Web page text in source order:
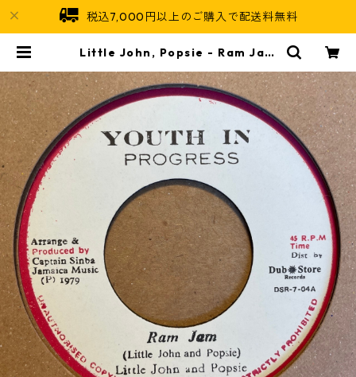
税込7,000円以上のご購入で配送料無料
Little John, Popsie - Ram Jam